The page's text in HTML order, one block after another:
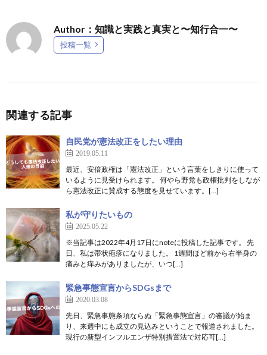
Author：知識と実践と真実と〜知行合一〜
投稿一覧
関連する記事
自民党が憲法改正をしたい理由
2019.05.11
最近、安倍政権は「憲法改正」という言葉をしきりに使って
いるように見受けられます。 何やら野党も政権批判をしなが
ら憲法改正に賛成する態度を見せています。[…]
私が守りたいもの
2025.05.22
※当記事は2022年4月17日にnoteに投稿した記事です。 先
日、私は帯状疱疹になりました。 1週間ほど前から右半身の
痛みと痒みがありましたが、いつ[…]
緊急事態宣言からSDGsまで
2020.03.08
先日、緊急事態条項ならぬ「緊急事態宣言」の審議が始ま
り、来週中にも成立の見込みということで報道されました。
現行の新型インフルエンザ特別措置法で対応可[…]